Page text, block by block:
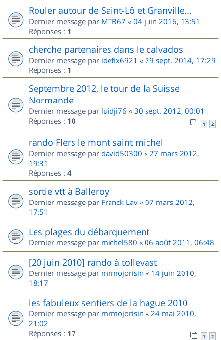
Rouler autour de Saint-Lô et Granville...
Dernier message par MTB67 « 04 juin 2016, 13:51
Réponses : 1
cherche partenaires dans le calvados
Dernier message par idefix6921 « 29 sept. 2014, 17:29
Réponses : 1
Septembre 2012, le tour de la Suisse
Normande
Dernier message par luidji76 « 30 sept. 2012, 00:01
Réponses : 10 1 2
rando Flers le mont saint michel
Dernier message par david50300 « 27 mars 2012,
19:31
Réponses : 4
sortie vtt à Balleroy
Dernier message par Franck Lav « 07 mars 2012,
17:51
Les plages du débarquement
Dernier message par michel580 « 06 août 2011, 06:48
[20 juin 2010] rando à tollevast
Dernier message par mrmojorisin « 14 juin 2010,
18:17
les fabuleux sentiers de la hague 2010
Dernier message par mrmojorisin « 24 mai 2010,
21:02
Réponses : 17 1 2